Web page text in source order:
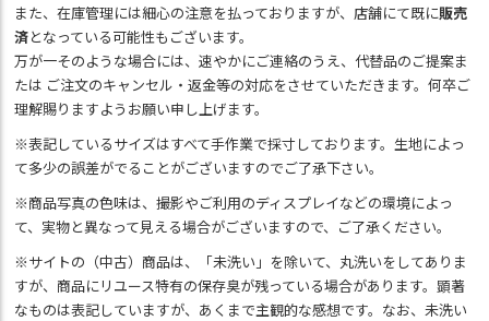
また、在庫管理には細心の注意を払っておりますが、店舗にて既に販売
済となっている可能性もございます。
万が一そのような場合には、速やかにご連絡のうえ、代替品のご提案ま
たは ご注文のキャンセル・返金等の対応をさせていただきます。何卒ご
理解賜りますようお願い申し上げます。
※表記しているサイズはすべて手作業で採寸しております。生地によっ
て多少の誤差がでることがございますのでご了承下さい。
※商品写真の色味は、撮影やご利用のディスプレイなどの環境によっ
て、実物と異なって見える場合がございますので、ご了承ください。
※サイトの（中古）商品は、「未洗い」を除いて、丸洗いをしてありま
すが、商品にリユース特有の保存臭が残っている場合があります。顕著
なものは表記していますが、あくまで主観的な感想です。なお、未洗い